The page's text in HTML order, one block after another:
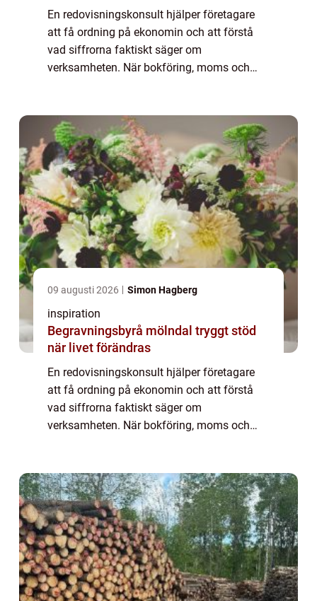
En redovisningskonsult hjälper företagare
att få ordning på ekonomin och att förstå
vad siffrorna faktiskt säger om
verksamheten. När bokföring, moms och
09 augusti 2026 Simon Hagberg
inspiration
Begravningsbyrå mölndal tryggt stöd
när livet förändras
En redovisningskonsult hjälper företagare
att få ordning på ekonomin och att förstå
vad siffrorna faktiskt säger om
verksamheten. När bokföring, moms och